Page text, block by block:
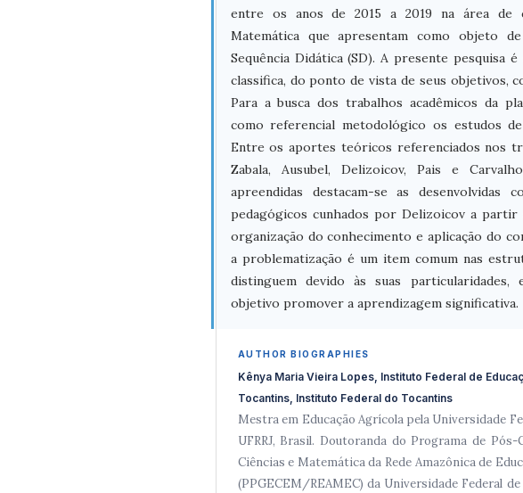
entre os anos de 2015 a 2019 na área de
Matemática que apresentam como objeto
Sequência Didática (SD). A presente pesquisa
classifica, do ponto de vista de seus objetivos,
Para a busca dos trabalhos acadêmicos da
como referencial metodológico os estudos
Entre os aportes teóricos referenciados nos
Zabala, Ausubel, Delizoicov, Pais e
apreendidas destacam-se as desenvolvidas
pedagógicos cunhados por Delizoicov a partir
organização do conhecimento e aplicação do
a problematização é um item comum nas
distinguem devido às suas
objetivo promover a aprendizagem significativa.
AUTHOR BIOGRAPHIES
Kênya Maria Vieira Lopes, Instituto Federal de
Tocantins, Instituto Federal do Tocantins
Mestra em Educação Agrícola pela Universidade
UFRRJ, Brasil. Doutoranda do Programa de Pós-
Ciências e Matemática da Rede Amazônica de
(PPGECEM/REAMEC) da Universidade Federal